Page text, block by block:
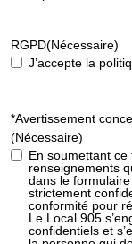
RGPD(Nécessaire)
J’accepte la
*Avertissement
(Nécessaire)
En soumettant
renseignements
dans le formulaire
strictement
conformité pour
Le Local 905
confidentiels et